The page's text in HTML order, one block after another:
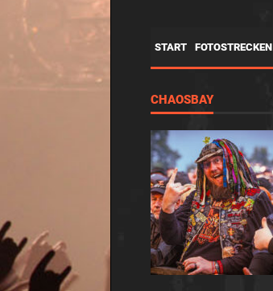
START FOTOSTRECKEN
CHAOSBAY